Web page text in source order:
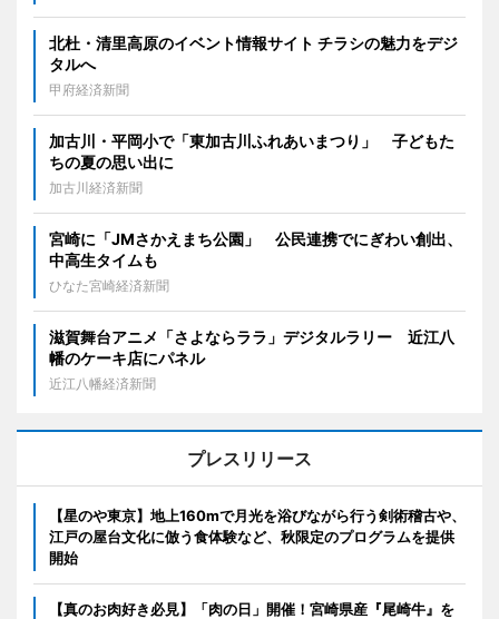
北杜・清里高原のイベント情報サイト チラシの魅力をデジ
タルへ
甲府経済新聞
加古川・平岡小で「東加古川ふれあいまつり」 子どもた
ちの夏の思い出に
加古川経済新聞
宮崎に「JMさかえまち公園」 公民連携でにぎわい創出、
中高生タイムも
ひなた宮崎経済新聞
滋賀舞台アニメ「さよならララ」デジタルラリー 近江八
幡のケーキ店にパネル
近江八幡経済新聞
プレスリリース
【星のや東京】地上160mで月光を浴びながら行う剣術稽古や、
江戸の屋台文化に倣う食体験など、秋限定のプログラムを提供
開始
【真のお肉好き必見】「肉の日」開催！宮崎県産『尾崎牛』を